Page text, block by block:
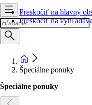
Preskočiť na hlavný
Preskočiť na
Špeciálne ponuky
Špeciálne ponuky